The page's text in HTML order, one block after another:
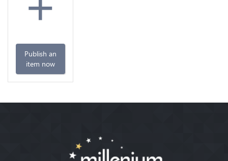
Publish an
item now